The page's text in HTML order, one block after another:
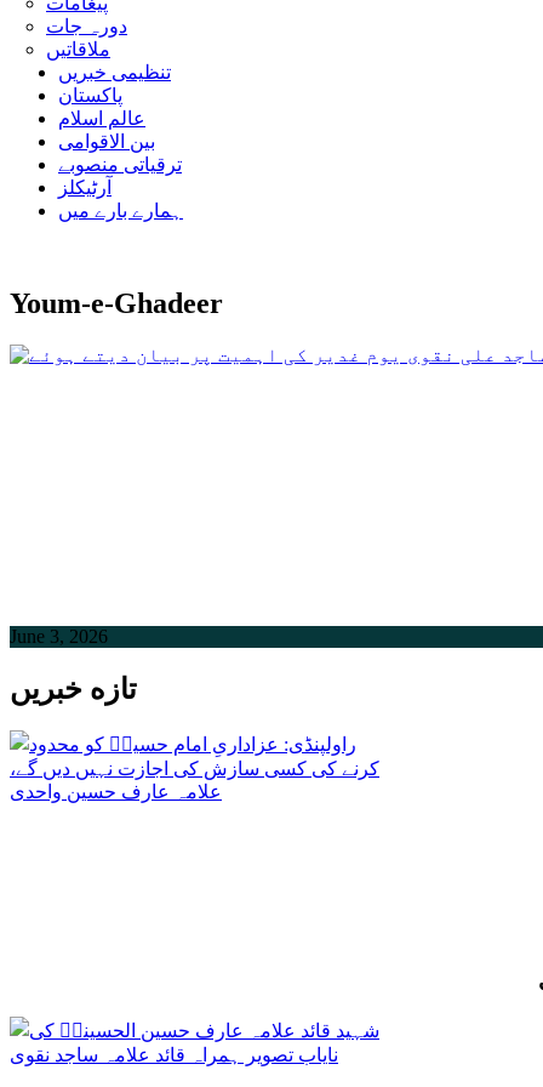
دورہ جات
ملاقاتیں
تنظیمی خبریں
پاکستان
عالم اسلام
بین الاقوامی
ترقیاتی منصوبے
آرٹیکلز
ہمارے بارے میں
Youm-e-Ghadeer
June 3, 2026
تازه خبریں